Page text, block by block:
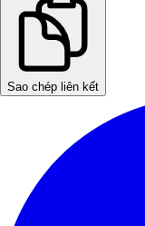
Sao chép liên kết